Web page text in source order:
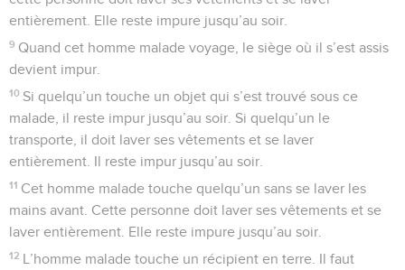
entièrement. Elle reste impure jusqu’au soir.
9 Quand cet homme malade voyage, le siège où il s’est assis
devient impur.
10 Si quelqu’un touche un objet qui s’est trouvé sous ce
malade, il reste impur jusqu’au soir. Si quelqu’un le
transporte, il doit laver ses vêtements et se laver
entièrement. Il reste impur jusqu’au soir.
11 Cet homme malade touche quelqu’un sans se laver les
mains avant. Cette personne doit laver ses vêtements et se
laver entièrement. Elle reste impure jusqu’au soir.
12 L’homme malade touche un récipient en terre. Il faut